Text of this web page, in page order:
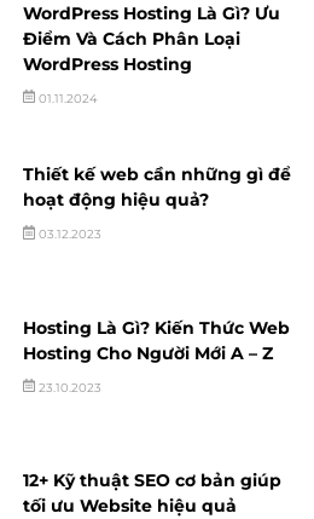
WordPress Hosting Là Gì? Ưu
Điểm Và Cách Phân Loại
WordPress Hosting
01.11.2024
Thiết kế web cần những gì để
hoạt động hiệu quả?
03.12.2023
Hosting Là Gì? Kiến Thức Web
Hosting Cho Người Mới A – Z
23.10.2023
12+ Kỹ thuật SEO cơ bản giúp
tối ưu Website hiệu quả